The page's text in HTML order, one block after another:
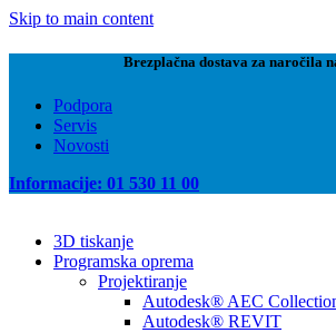
Skip to main content
Brezplačna dostava za naročila
Podpora
Servis
Novosti
Informacije: 01 530 11 00
3D tiskanje
Programska oprema
Projektiranje
Autodesk® AEC
Autodesk® REVIT